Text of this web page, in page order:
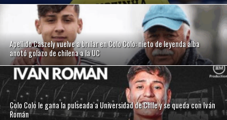
Apellido Caszely vuelve a brillar en Colo Colo: nieto de leyenda alba
anotó golazo de chilena a la UC
Colo Colo le gana la pulseada a Universidad de Chile y se queda con Iván
Román